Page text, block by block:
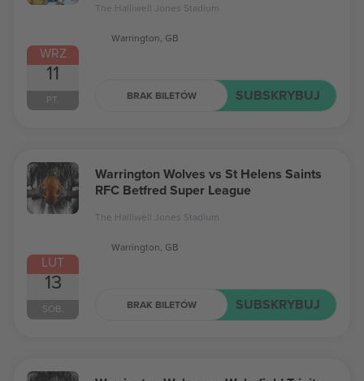
WRZ
11
PT.
The Halliwell Jones Stadium
Warrington, GB
BRAK BILETÓW SUBSKRYBUJ
LUT
13
SOB.
Warrington Wolves vs St Helens Saints
RFC Betfred Super League
The Halliwell Jones Stadium
Warrington, GB
BRAK BILETÓW SUBSKRYBUJ